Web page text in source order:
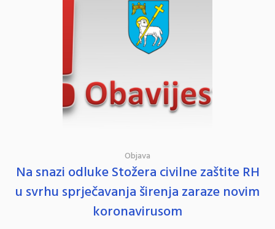
Objava
Na snazi odluke Stožera civilne zaštite RH
u svrhu sprječavanja širenja zaraze novim
koronavirusom